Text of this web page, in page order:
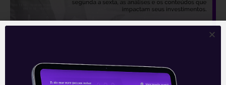
—